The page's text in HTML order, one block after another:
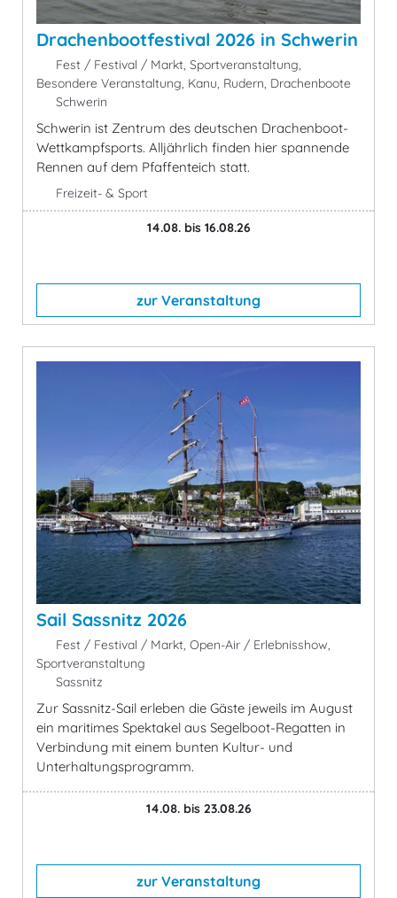
Drachenbootfestival 2026 in Schwerin
Fest / Festival / Markt, Sportveranstaltung,
Besondere Veranstaltung, Kanu, Rudern, Drachenboote
Schwerin
Schwerin ist Zentrum des deutschen Drachenboot-
Wettkampfsports. Alljährlich finden hier spannende
Rennen auf dem Pfaffenteich statt.
Freizeit- & Sport
14.08. bis 16.08.26
zur Veranstaltung
Sail Sassnitz 2026
Fest / Festival / Markt, Open-Air / Erlebnisshow,
Sportveranstaltung
Sassnitz
Zur Sassnitz-Sail erleben die Gäste jeweils im August
ein maritimes Spektakel aus Segelboot-Regatten in
Verbindung mit einem bunten Kultur- und
Unterhaltungsprogramm.
14.08. bis 23.08.26
zur Veranstaltung